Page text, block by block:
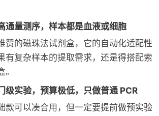
通量测序，样本都是血液或细胞
赞的磁珠法试剂盒，它的自动化适配性
有复杂样本的提取需求，还是得搭配索
级实验，预算极低，只做普通 PCR
款可以凑合用，但一定要提前做预实验